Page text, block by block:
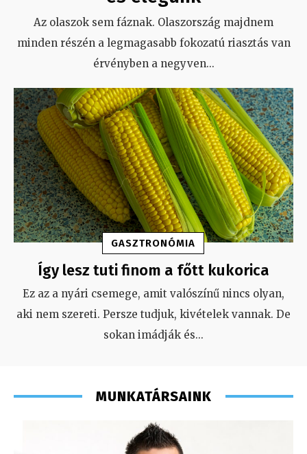
Az olaszok sem fáznak. Olaszország majdnem
minden részén a legmagasabb fokozatú riasztás van
érvényben a negyven...
GASZTRONÓMIA
Így lesz tuti finom a főtt kukorica
Ez az a nyári csemege, amit valószínű nincs olyan,
aki nem szereti. Persze tudjuk, kivételek vannak. De
sokan imádják és...
MUNKATÁRSAINK